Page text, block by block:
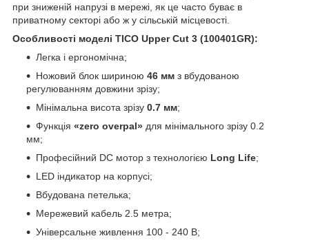
при зниженій напрузі в мережі, як це часто буває в
приватному секторі або ж у сільській місцевості.
Особливості моделі TICO Upper Cut 3 (100401GR):
Легка і ергономічна;
Ножовий блок шириною 46 мм з вбудованою
регулюванням довжини зрізу;
Мінімальна висота зрізу 0.7 мм;
Функція «zero overpal» для мінімального зрізу 0.2
мм;
Професійний DC мотор з технологією Long Life;
LED індикатор на корпусі;
Вбудована петелька;
Мережевий кабель 2.5 метра;
Універсальне живлення 100 - 240 В;